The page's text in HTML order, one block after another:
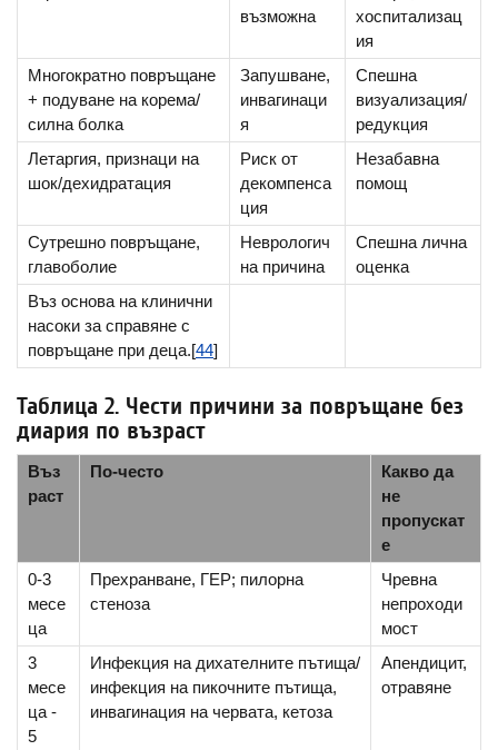
възможна
хоспитализац
ия
Многократно повръщане
+ подуване на корема/
силна болка
Запушване,
инвагинаци
я
Спешна
визуализация/
редукция
Летаргия, признаци на
шок/дехидратация
Риск от
декомпенса
ция
Незабавна
помощ
Сутрешно повръщане,
главоболие
Неврологич
на причина
Спешна лична
оценка
Въз основа на клинични
насоки за справяне с
повръщане при деца.[44]
Таблица 2. Чести причини за повръщане без
диария по възраст
Въз
раст
По-често
Какво да
не
пропускат
е
0-3
месе
ца
Прехранване, ГЕР; пилорна
стеноза
Чревна
непроходи
мост
3
месе
ца -
5
Инфекция на дихателните пътища/
инфекция на пикочните пътища,
инвагинация на червата, кетоза
Апендицит,
отравяне